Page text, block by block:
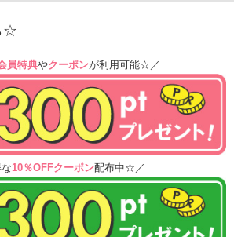
☆
員特典やクーポンが利用可能☆／
10％OFFクーポン配布中☆／